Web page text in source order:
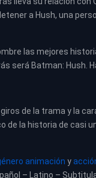
a Hush, una
las mejores
será Batman: Hush.
de la trama y la
de la historia de casi
animación y
– Latino –